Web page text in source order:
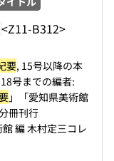
<Z11-B312>
要, 15号以降の本
号までの編者:
」「愛知県美術館
冊刊行
編 木村定三コレ